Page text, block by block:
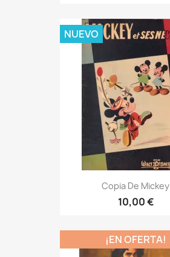
Copia De Mickey
10,00 €
NUEVO
¡EN OFERTA!